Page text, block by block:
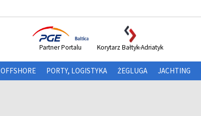
Partner Portalu Korytarz Bałtyk-Adriatyk
OFFSHORE PORTY, LOGISTYKA ŻEGLUGA JACHTING